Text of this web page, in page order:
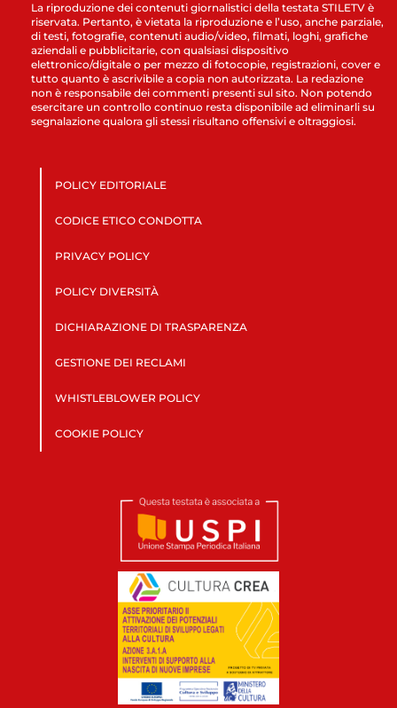
La riproduzione dei contenuti giornalistici della testata STILETV è
riservata. Pertanto, è vietata la riproduzione e l’uso, anche parziale,
di testi, fotografie, contenuti audio/video, filmati, loghi, grafiche
aziendali e pubblicitarie, con qualsiasi dispositivo
elettronico/digitale o per mezzo di fotocopie, registrazioni, cover e
tutto quanto è ascrivibile a copia non autorizzata. La redazione
non è responsabile dei commenti presenti sul sito. Non potendo
esercitare un controllo continuo resta disponibile ad eliminarli su
segnalazione qualora gli stessi risultano offensivi e oltraggiosi.
POLICY EDITORIALE
CODICE ETICO CONDOTTA
PRIVACY POLICY
POLICY DIVERSITÀ
DICHIARAZIONE DI TRASPARENZA
GESTIONE DEI RECLAMI
WHISTLEBLOWER POLICY
COOKIE POLICY